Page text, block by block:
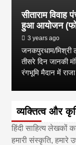
सीताराम
हुआ आयोजन
3 years ago
जनकपुरधाम/मिश्री
तीसरे दिन जानकी
रंगभूमि मैदान में
व्यक्तित्व और
हिंदी साहित्य लेखकों
हमारी संस्कृति, हमारे